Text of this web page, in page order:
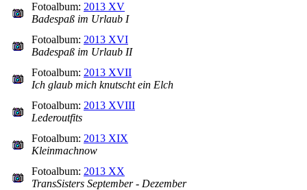
Fotoalbum: 2013 XV
Badespaß im Urlaub I
Fotoalbum: 2013 XVI
Badespaß im Urlaub II
Fotoalbum: 2013 XVII
Ich glaub mich knutscht ein Elch
Fotoalbum: 2013 XVIII
Lederoutfits
Fotoalbum: 2013 XIX
Kleinmachnow
Fotoalbum: 2013 XX
TransSisters September - Dezember